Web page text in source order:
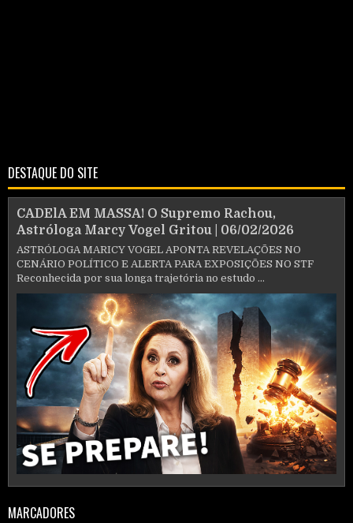
DESTAQUE DO SITE
CADElA EM MASSA! O Supremo Rachou,
Astróloga Marcy Vogel Gritou | 06/02/2026
ASTRÓLOGA MARICY VOGEL APONTA REVELAÇÕES NO
CENÁRIO POLÍTICO E ALERTA PARA EXPOSIÇÕES NO STF
Reconhecida por sua longa trajetória no estudo ...
MARCADORES